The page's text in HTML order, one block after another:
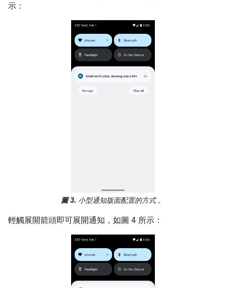
示：
圖 3. 小型通知版面配置的方式 。
輕觸展開箭頭即可展開通知，如圖 4 所示：